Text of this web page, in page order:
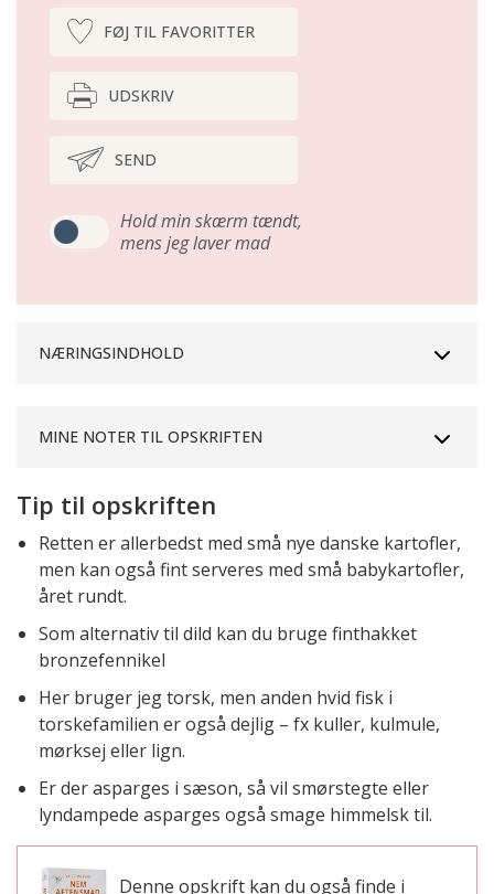
FØJ TIL FAVORITTER
UDSKRIV
SEND
Hold min skærm tændt,
mens jeg laver mad
NÆRINGSINDHOLD
MINE NOTER TIL OPSKRIFTEN
Tip til opskriften
Retten er allerbedst med små nye danske kartofler,
men kan også fint serveres med små babykartofler,
året rundt.
Som alternativ til dild kan du bruge finthakket
bronzefennikel
Her bruger jeg torsk, men anden hvid fisk i
torskefamilien er også dejlig – fx kuller, kulmule,
mørksej eller lign.
Er der asparges i sæson, så vil smørstegte eller
lyndampede asparges også smage himmelsk til.
Denne opskrift kan du også finde i